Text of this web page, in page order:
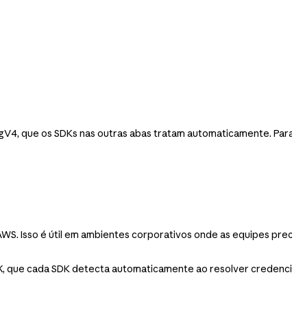
que os SDKs nas outras abas tratam automaticamente.
Isso é útil em ambientes corporativos onde as equipes
, que cada SDK detecta automaticamente ao resolver